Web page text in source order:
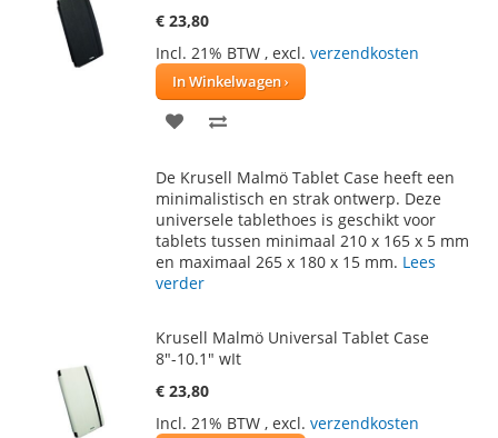
€ 23,80
Incl. 21% BTW , excl. verzendkosten
In Winkelwagen
VOEG
AAN
VERLANGLIJST
TE
VERGELIJKEN
De Krusell Malmö Tablet Case heeft een
minimalistisch en strak ontwerp. Deze
universele tablethoes is geschikt voor
tablets tussen minimaal 210 x 165 x 5 mm
en maximaal 265 x 180 x 15 mm. Lees
verder
Krusell Malmö Universal Tablet Case
8"-10.1" wIt
€ 23,80
Incl. 21% BTW , excl. verzendkosten